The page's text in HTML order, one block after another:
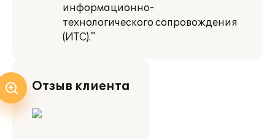
информационно-
технологического сопровождения
(ИТС)."
Отзыв клиента